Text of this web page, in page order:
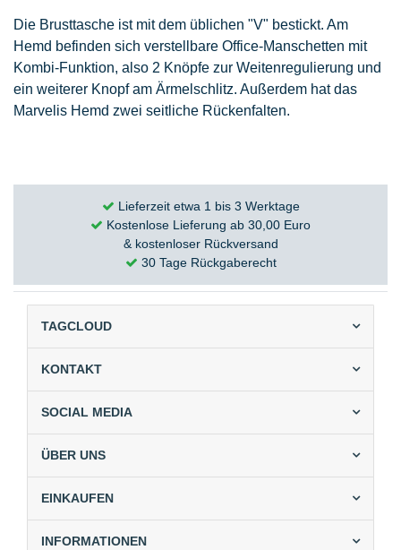
Die Brusttasche ist mit dem üblichen "V" bestickt. Am
Hemd befinden sich verstellbare Office-Manschetten mit
Kombi-Funktion, also 2 Knöpfe zur Weitenregulierung und
ein weiterer Knopf am Ärmelschlitz. Außerdem hat das
Marvelis Hemd zwei seitliche Rückenfalten.
Lieferzeit etwa 1 bis 3 Werktage
Kostenlose Lieferung ab 30,00 Euro
& kostenloser Rückversand
30 Tage Rückgaberecht
TAGCLOUD
KONTAKT
SOCIAL MEDIA
ÜBER UNS
EINKAUFEN
INFORMATIONEN